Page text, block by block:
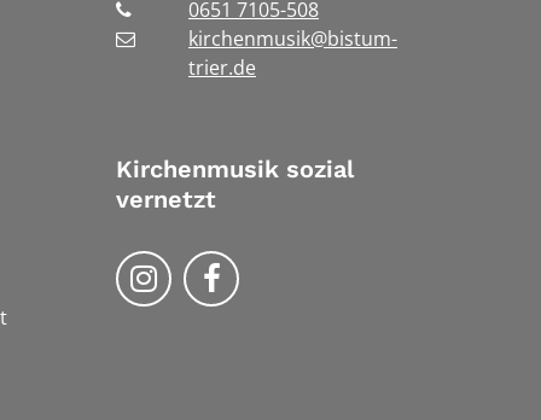
0651 7105-508
kirchenmusik@bistum-
trier.de
Kirchenmusik sozial
vernetzt
Kirchenmusik im Bistum Trier
Kirchennmusik im Bistum